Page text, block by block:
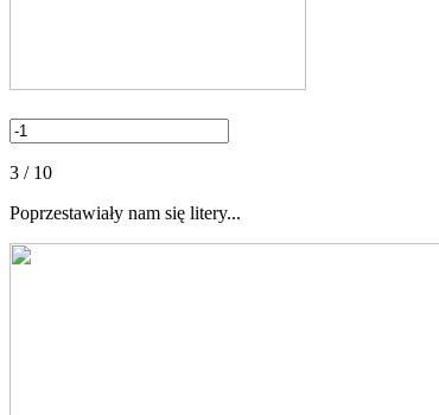
3 / 10
Poprzestawiały nam się litery...